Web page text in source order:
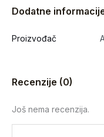
Dodatne
Proizvođač
Recenzije (0)
Još nema recenzija.